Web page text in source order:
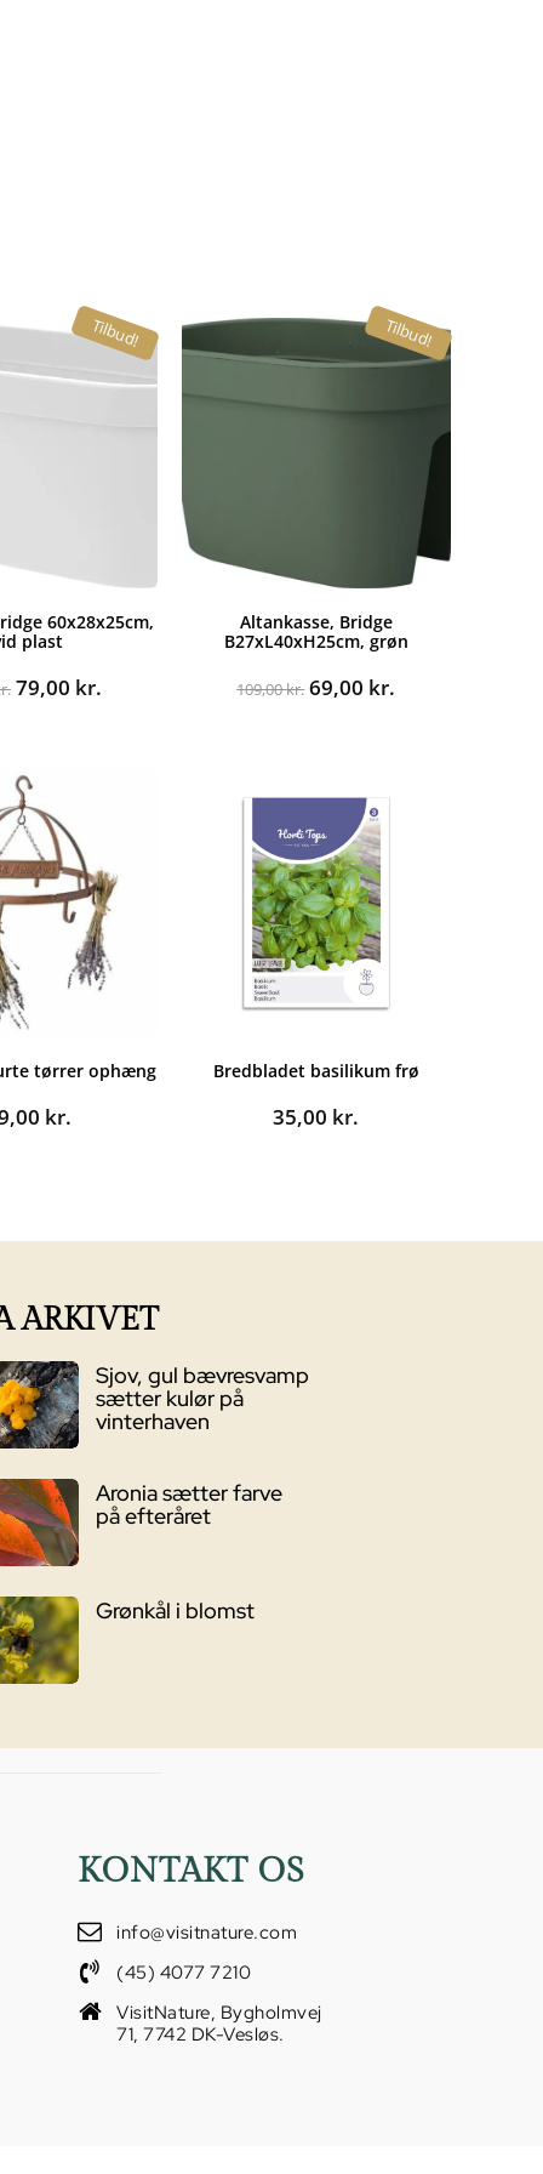
Tilbud!
60x28x25cm,
plast
Den
159,00 kr..
79,00 kr.
Tilbud!
Altankasse, Bridge
B27xL40xH25cm, grøn
109,00kr. Den
69,00 kr.
tørrer ophæng
kr.
Bredbladet basilikum frø
35,00 kr.
ARKIVET
Sjov, gul bævresvamp
sætter kulør på
vinterhaven
Aronia sætter farve
på efteråret
Grønkål i blomst
KONTAKT OS
info@visitnature.com
(45) 4077 7210
VisitNature, Bygholmvej
71, 7742 DK-Vesløs.